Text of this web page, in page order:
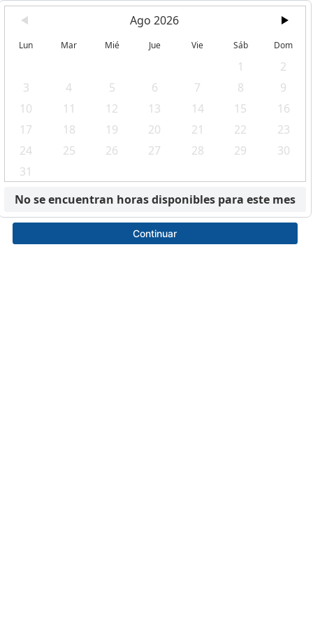
Ago 2026
Lun Mar Mié Jue Vie Sáb Dom
1
2
3
4 5 6 7 8
9
10
11 12 13 14 15
16
17
18 19 20 21 22
23
24
25 26 27 28 29
30
31
No se encuentran horas disponibles para este mes
Continuar